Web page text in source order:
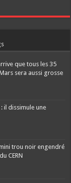
que tous les 35
sera aussi grosse
il dissimule une
trou noir engendré
CERN